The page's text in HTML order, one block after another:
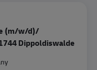
(m/w/d)/
Dippoldiswalde